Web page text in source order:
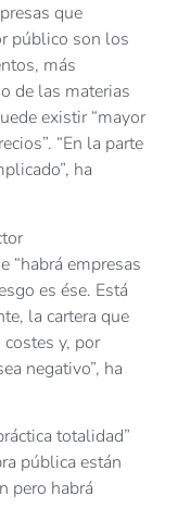
que
público son los
más
de las materias
existir “mayor
“En la parte
ha
“habrá empresas
es ése. Está
la cartera que
y, por
negativo”, ha
totalidad”
pública están
pero habrá